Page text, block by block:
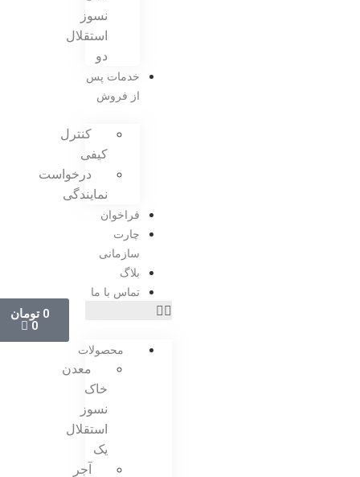
نسوز
استقلال
دو
خدمات پس
از فروش
کنترل
کیفی
درخواست
نمایندگی
فراخوان
چارت
سازمانی
بلاگ
تماس با ما
محصولات
معدن
خاک
نسوز
استقلال
یک
آجر
تومان